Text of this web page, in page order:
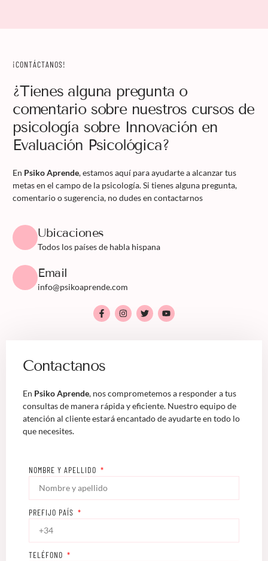
¡CONTÁCTANOS!
¿Tienes alguna pregunta o
comentario sobre nuestros cursos de
psicología sobre Innovación en
Evaluación Psicológica?
En Psiko Aprende, estamos aquí para ayudarte a alcanzar tus
metas en el campo de la psicología. Si tienes alguna pregunta,
comentario o sugerencia, no dudes en contactarnos
Ubicaciones
Todos los países de habla hispana
Email
info@psikoaprende.com
Contactanos
En Psiko Aprende, nos comprometemos a responder a tus
consultas de manera rápida y eficiente. Nuestro equipo de
atención al cliente estará encantado de ayudarte en todo lo
que necesites.
NOMBRE Y APELLIDO
PREFIJO PAÍS
TELÉFONO